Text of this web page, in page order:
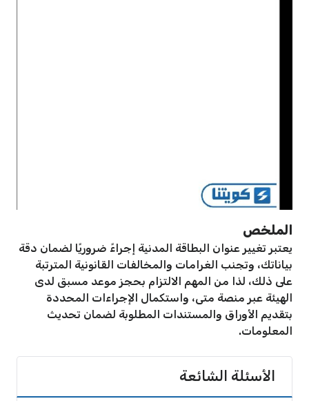
الملخص
يعتبر تغيير عنوان البطاقة المدنية إجراءً ضروريًا لضمان دقة
بياناتك، وتجنب الغرامات والمخالفات القانونية المترتبة
على ذلك، لذا من المهم الالتزام بحجز موعد مسبق لدى
الهيئة عبر منصة متى، واستكمال الإجراءات المحددة
بتقديم الأوراق والمستندات المطلوبة لضمان تحديث
المعلومات.
الأسئلة الشائعة